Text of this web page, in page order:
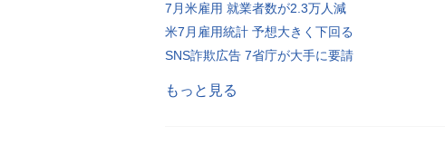
7月米雇用 就業者数が2.3万人減
米7月雇用統計 予想大きく下回る
SNS詐欺広告 7省庁が大手に要請
もっと見る